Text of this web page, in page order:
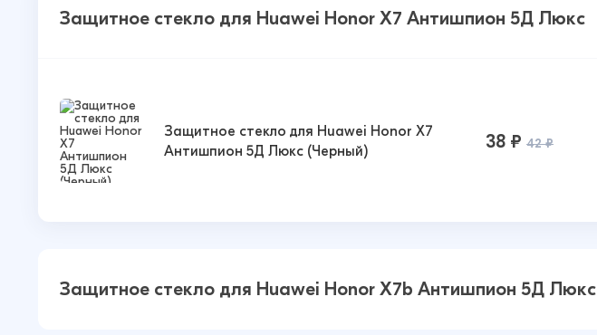
Защитное стекло для Huawei Honor X7 Антишпион 5Д Люкс
Защитное стекло для Huawei Honor X7
Антишпион 5Д Люкс (Черный)
38 ₽ 42 ₽
Защитное стекло для Huawei Honor X7b Антишпион 5Д Люкс